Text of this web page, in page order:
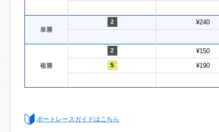
単勝
2 ¥240
複勝
2 ¥150
5 ¥190
ボートレースガイドはこちら